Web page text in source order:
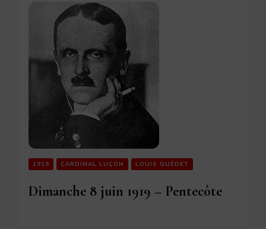
1919 CARDINAL LUÇON LOUIS GUÉDET
Dimanche 8 juin 1919 – Pentecôte